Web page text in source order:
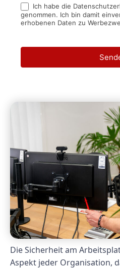
Ich habe die
genommen. Ich bin damit
erhobenen Daten zu
Die Sicherheit am
Aspekt jeder Organisation,